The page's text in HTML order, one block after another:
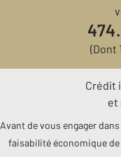
(Dont
Crédit
et
Avant de vous engager
faisabilité économique